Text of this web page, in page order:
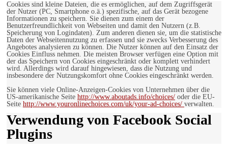
Cookies sind kleine Dateien, die es ermöglichen, auf dem Zugriffsgerät
der Nutzer (PC, Smartphone o.ä.) spezifische, auf das Gerät bezogene
Informationen zu speichern. Sie dienen zum einem der
Benutzerfreundlichkeit von Webseiten und damit den Nutzern (z.B.
Speicherung von Logindaten). Zum anderen dienen sie, um die statistische
Daten der Webseitennutzung zu erfassen und sie zwecks Verbesserung des
Angebotes analysieren zu können. Die Nutzer können auf den Einsatz der
Cookies Einfluss nehmen. Die meisten Browser verfügen eine Option mit
der das Speichern von Cookies eingeschränkt oder komplett verhindert
wird. Allerdings wird darauf hingewiesen, dass die Nutzung und
insbesondere der Nutzungskomfort ohne Cookies eingeschränkt werden.
Sie können viele Online-Anzeigen-Cookies von Unternehmen über die
US-amerikanische Seite http://www.aboutads.info/choices/ oder die EU-
Seite http://www.youronlinechoices.com/uk/your-ad-choices/ verwalten.
Verwendung von Facebook Social
Plugins